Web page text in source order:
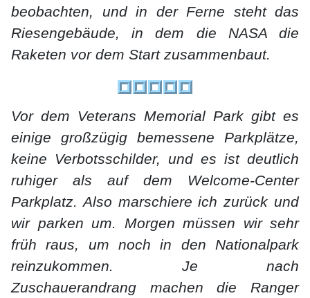
beobachten, und in der Ferne steht das
Riesengebäude, in dem die NASA die
Raketen vor dem Start zusammenbaut.
Vor dem Veterans Memorial Park gibt es
einige großzügig bemessene Parkplätze,
keine Verbotsschilder, und es ist deutlich
ruhiger als auf dem Welcome-Center
Parkplatz. Also marschiere ich zurück und
wir parken um. Morgen müssen wir sehr
früh raus, um noch in den Nationalpark
reinzukommen. Je nach
Zuschauerandrang machen die Ranger